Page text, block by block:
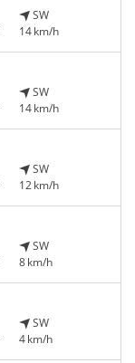
SW
14 km/h
SW
14 km/h
SW
12 km/h
SW
8 km/h
SW
4 km/h